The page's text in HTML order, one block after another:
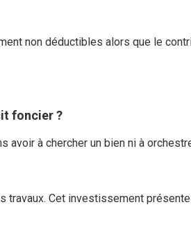
non déductibles alors que le
foncier ?
à chercher un bien ni à
Cet investissement